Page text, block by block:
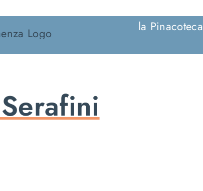
la Pinacoteca